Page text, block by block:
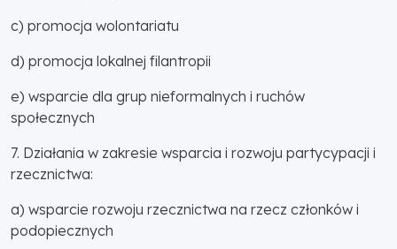
c) promocja wolontariatu
d) promocja lokalnej filantropii
e) wsparcie dla grup nieformalnych i ruchów
społecznych
7. Działania w zakresie wsparcia i rozwoju partycypacji i
rzecznictwa:
a) wsparcie rozwoju rzecznictwa na rzecz członków i
podopiecznych